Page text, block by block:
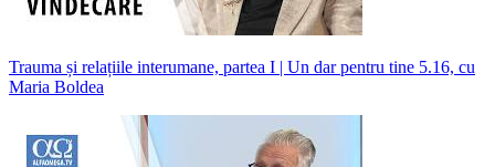
Trauma și relațiile interumane, partea I | Un dar pentru tine 5.16, cu
Maria Boldea